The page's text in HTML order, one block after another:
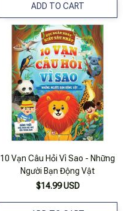
ADD TO CART
10 Vạn Câu Hỏi Vì Sao - Những
Người Bạn Động Vật
$14.99 USD